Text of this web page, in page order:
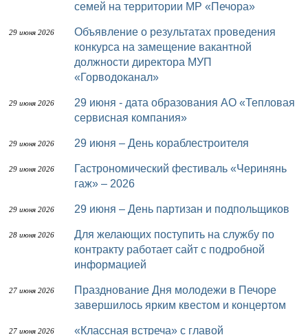
семей на территории МР «Печора»
29 июня 2026
Объявление о результатах проведения
конкурса на замещение вакантной
должности директора МУП
«Горводоканал»
29 июня 2026
29 июня - дата образования АО «Тепловая
сервисная компания»
29 июня 2026 29 июня – День кораблестроителя
29 июня 2026
Гастрономический фестиваль «Черинянь
гаж» – 2026
29 июня 2026 29 июня – День партизан и подпольщиков
28 июня 2026
Для желающих поступить на службу по
контракту работает сайт с подробной
информацией
27 июня 2026
Празднование Дня молодежи в Печоре
завершилось ярким квестом и концертом
27 июня 2026
«Классная встреча» с главой